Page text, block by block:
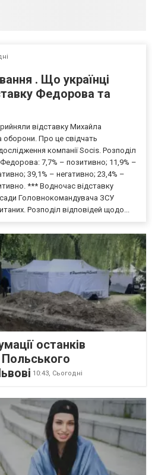
. Що українці
Федорова та
відставку Михайла
оборони. Про це свідчать
компанії Socis. Розподіл
7,7% – позитивно; 11,9% –
39,1% – негативно; 23,4% –
*** Водночас відставку
Головнокомандувача ЗСУ
Розподіл відповідей щодо...
останків
Польського
10:43, Сьогодні